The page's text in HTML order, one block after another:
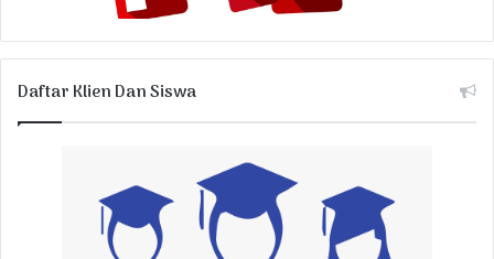
Daftar Klien Dan Siswa